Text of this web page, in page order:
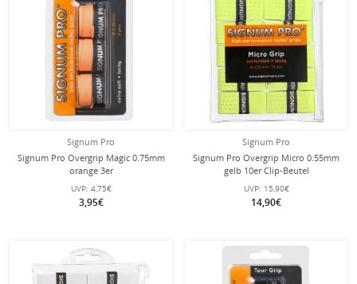
Signum Pro
Signum Pro Overgrip Magic 0.75mm
orange 3er
UVP: 4,75€
3,95€
Signum Pro
Signum Pro Overgrip Micro 0.55mm
gelb 10er Clip-Beutel
UVP: 15,90€
14,90€